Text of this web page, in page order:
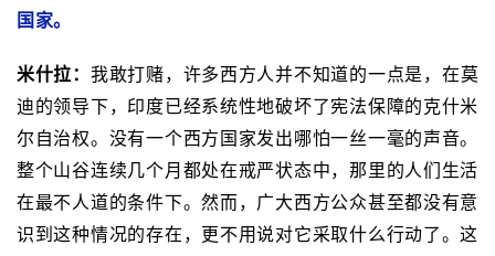
国家。
米什拉： 我敢打赌，许多西方人并不知道的一点是，在莫
迪的领导下，印度已经系统性地破坏了宪法保障的克什米
尔自治权。没有一个西方国家发出哪怕一丝一毫的声音。
整个山谷连续几个月都处在戒严状态中，那里的人们生活
在最不人道的条件下。然而，广大西方公众甚至都没有意
识到这种情况的存在，更不用说对它采取什么行动了。这